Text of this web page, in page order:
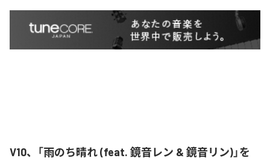
V10、「雨のち晴れ (feat. 鏡音レン & 鏡音リン)」を